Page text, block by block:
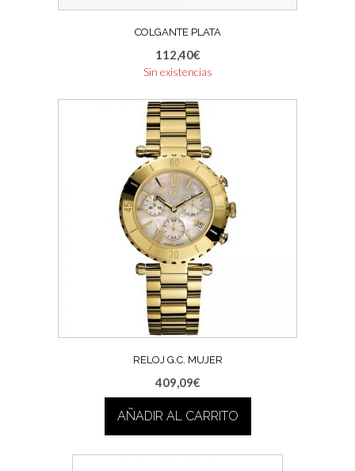
COLGANTE PLATA
112,40€
Sin existencias
RELOJ G.C. MUJER
409,09€
AÑADIR AL CARRITO